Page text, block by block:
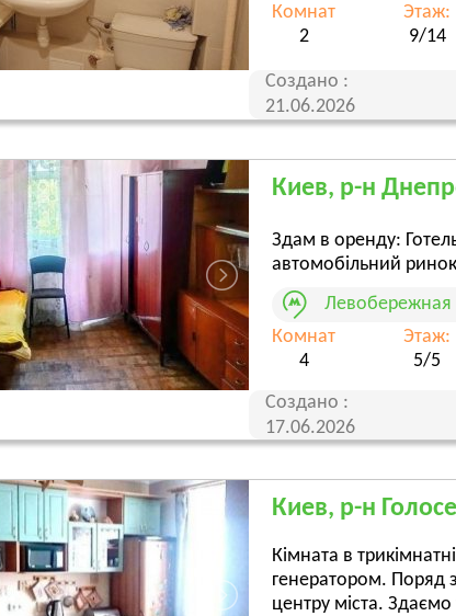
Комнат
2
Этаж:
9/14
Создано :
21.06.2026
Киев, р-н
Здам в оренду:
автомобільний ринок
Левобережная
Комнат
4
Этаж:
5/5
Создано :
17.06.2026
Киев, р-н
Кімната в
генератором. Поряд
центру міста. Здаємо